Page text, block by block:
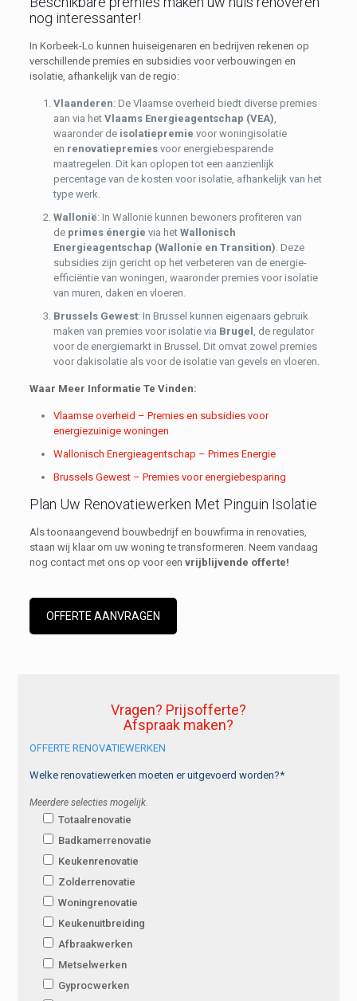
nog interessanter!
In Korbeek-Lo kunnen huiseigenaren en bedrijven rekenen op
verschillende premies en subsidies voor verbouwingen en
isolatie, afhankelijk van de regio:
Vlaanderen: De Vlaamse overheid biedt diverse premies
aan via het Vlaams Energieagentschap (VEA),
waaronder de isolatiepremie voor woningisolatie
en renovatiepremiesvoor energiebesparende
maatregelen. Dit kan oplopen tot een aanzienlijk
percentage van de kosten voor isolatie, afhankelijk van het
type werk.
Wallonië: In Wallonië kunnen bewoners profiteren van
de primes énergie via het Wallonisch
Energieagentschap (Wallonie en Transition). Deze
subsidies zijn gericht op het verbeteren van de energie-
efficiëntie van woningen, waaronder premies voor isolatie
van muren, daken en vloeren.
Brussels Gewest: In Brussel kunnen eigenaars gebruik
maken van premies voor isolatie via Brugel , de regulator
voor de energiemarkt in Brussel. Dit omvat zowel premies
voor dakisolatie als voor de isolatie van gevels en vloeren.
Waar Meer Informatie Te Vinden:
Vlaamse overheid – Premies en subsidies voor
energiezuinige woningen
Wallonisch Energieagentschap – Primes Energie
Brussels Gewest – Premies voor energiebesparing
Plan Uw Renovatiewerken Met Pinguin Isolatie
Als toonaangevend bouwbedrijf en bouwfirma in renovaties,
staan wij klaar om uw woning te transformeren. Neem vandaag
nog contact met ons op voor een vrijblijvende offerte!
OFFERTE AANVRAGEN
Vragen? Prijsofferte?
Afspraak maken?
OFFERTE RENOVATIEWERKEN
Welke renovatiewerken moeten er uitgevoerd worden?*
Meerdere selecties mogelijk.
Totaalrenovatie
Badkamerrenovatie
Keukenrenovatie
Zolderrenovatie
Woningrenovatie
Keukenuitbreiding
Afbraakwerken
Metselwerken
Gyprocwerken